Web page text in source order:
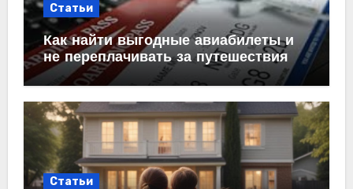
Статьи
Как найти выгодные авиабилеты и
не переплачивать за путешествия
Статьи